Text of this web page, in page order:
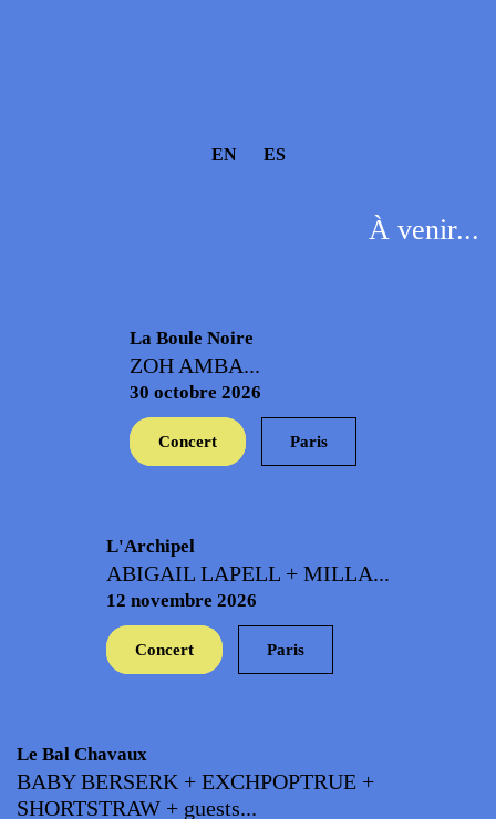
EN ES
À venir...
La Boule Noire
ZOH AMBA...
30 octobre 2026
Concert Paris
L'Archipel
ABIGAIL LAPELL + MILLA...
12 novembre 2026
Concert Paris
Le Bal Chavaux
BABY BERSERK + EXCHPOPTRUE +
SHORTSTRAW + guests...